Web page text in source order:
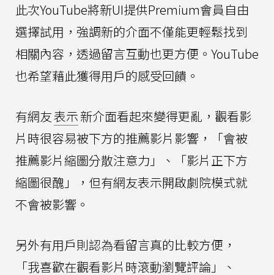
此次YouTube將新UI提供Premium會員自由
選擇試用，強調新的介面不僅能更輕鬆找到
相關內容，透過留言互動也更方便。YouTube
也希望藉此獲得用戶的感受回饋。
有網友表示新介面看起來變得更亂，觀看影
片時很容易被下方的推薦影片影響，「會被
推薦影片縮圖分散注意力」、「影片正下方
縮圖很醜」，但有網友表示開啟劇院模式就
不會被影響。
另外有用戶則認為看留言真的比較方便，
「我喜歡在觀看影片時滾動瀏覽評論」、